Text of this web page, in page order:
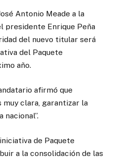
Antonio Meade a la
presidente Enrique Peña
del nuevo titular será
del Paquete
año.
afirmó que
muy clara, garantizar la
nacional”.
de Paquete
a la consolidación de las